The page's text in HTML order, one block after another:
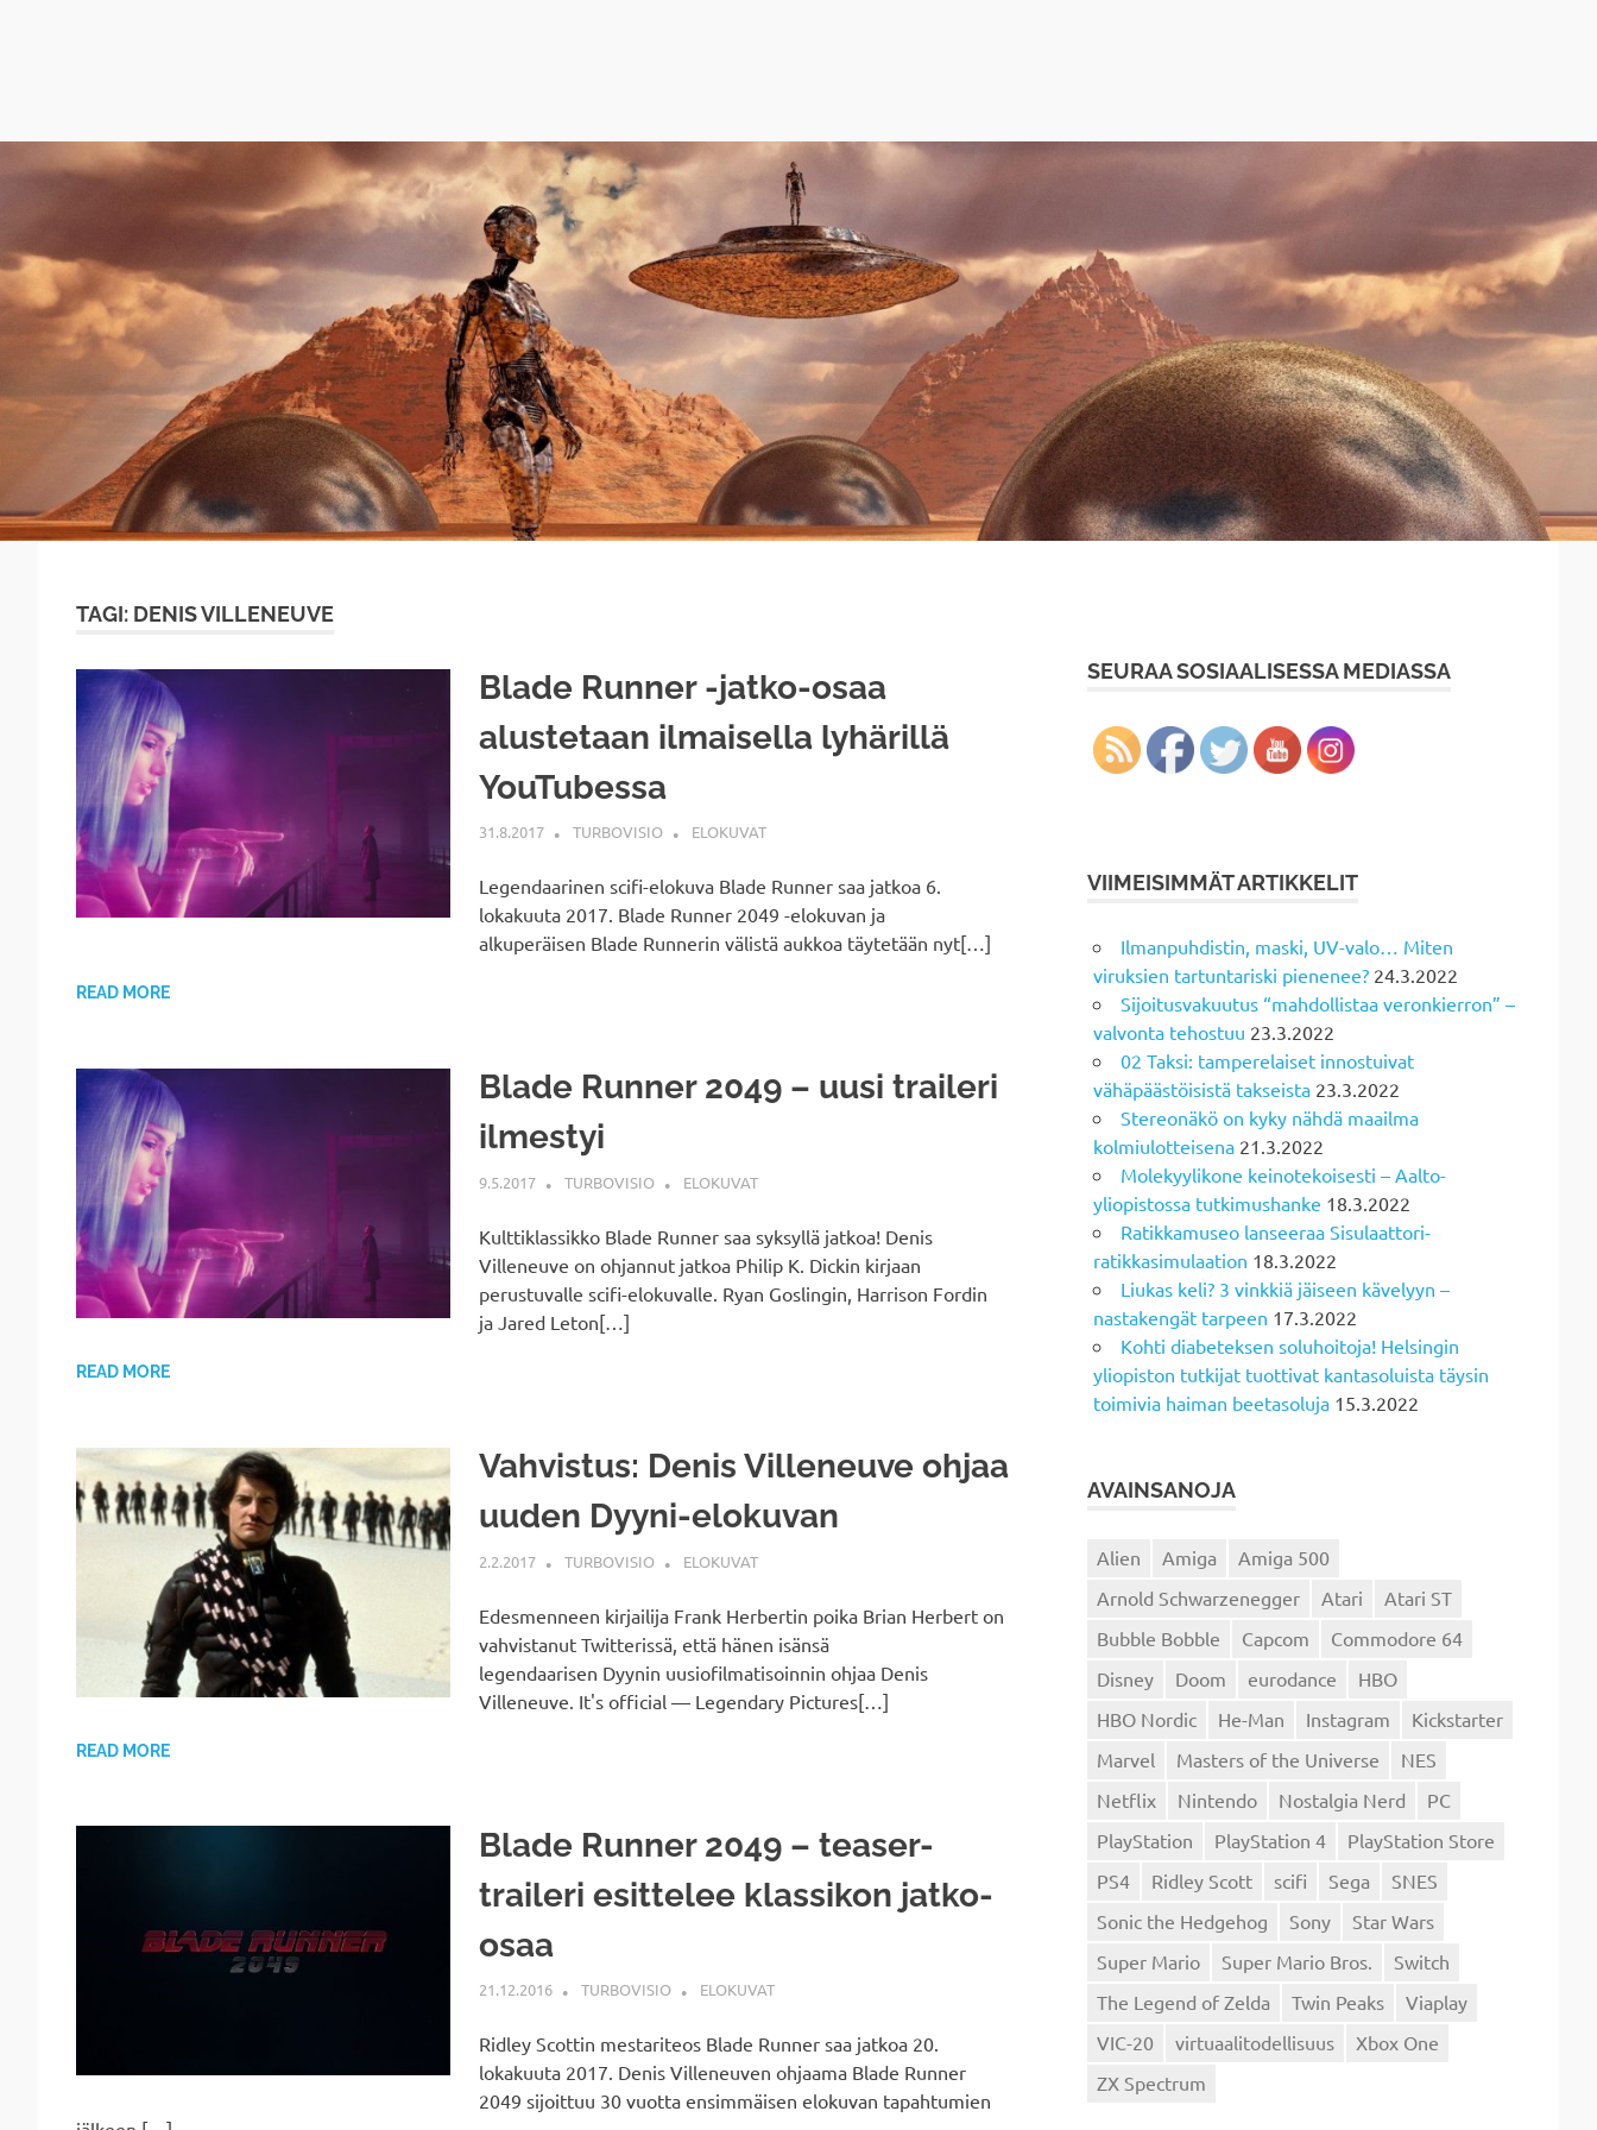
TAGI: DENIS VILLENEUVE
Blade Runner -jatko-osaa
alustetaan ilmaisella lyhärillä
YouTubessa
31.8.2017 TURBOVISIO ELOKUVAT
Legendaarinen scifi-elokuva Blade Runner saa jatkoa 6.
lokakuuta 2017. Blade Runner 2049 -elokuvan ja
alkuperäisen Blade Runnerin välistä aukkoa täytetään nyt[…]
READ MORE
Blade Runner 2049 – uusi traileri
ilmestyi
9.5.2017 TURBOVISIO ELOKUVAT
Kulttiklassikko Blade Runner saa syksyllä jatkoa! Denis
Villeneuve on ohjannut jatkoa Philip K. Dickin kirjaan
perustuvalle scifi-elokuvalle. Ryan Goslingin, Harrison Fordin
ja Jared Leton[…]
READ MORE
Vahvistus: Denis Villeneuve ohjaa
uuden Dyyni-elokuvan
2.2.2017 TURBOVISIO ELOKUVAT
Edesmenneen kirjailija Frank Herbertin poika Brian Herbert on
vahvistanut Twitterissä, että hänen isänsä
legendaarisen Dyynin uusiofilmatisoinnin ohjaa Denis
Villeneuve. It's official — Legendary Pictures[…]
READ MORE
Blade Runner 2049 – teaser-
traileri esittelee klassikon jatko-
osaa
21.12.2016 TURBOVISIO ELOKUVAT
Ridley Scottin mestariteos Blade Runner saa jatkoa 20.
lokakuuta 2017. Denis Villeneuven ohjaama Blade Runner
2049 sijoittuu 30 vuotta ensimmäisen elokuvan tapahtumien
SEURAA SOSIAALISESSA MEDIASSA
VIIMEISIMMÄT ARTIKKELIT
Ilmanpuhdistin, maski, UV-valo… Miten
viruksien tartuntariski pienenee? 24.3.2022
Sijoitusvakuutus “mahdollistaa veronkierron” –
valvonta tehostuu 23.3.2022
02 Taksi: tamperelaiset innostuivat
vähäpäästöisistä takseista 23.3.2022
Stereonäkö on kyky nähdä maailma
kolmiulotteisena 21.3.2022
Molekyylikone keinotekoisesti – Aalto-
yliopistossa tutkimushanke 18.3.2022
Ratikkamuseo lanseeraa Sisulaattori-
ratikkasimulaation 18.3.2022
Liukas keli? 3 vinkkiä jäiseen kävelyyn –
nastakengät tarpeen 17.3.2022
Kohti diabeteksen soluhoitoja! Helsingin
yliopiston tutkijat tuottivat kantasoluista täysin
toimivia haiman beetasoluja 15.3.2022
AVAINSANOJA
Alien Amiga
Amiga 500
Arnold Schwarzenegger
Atari
Atari ST
Bubble Bobble
Capcom
Commodore 64
Disney
Doom eurodance
HBO
HBO Nordic
He-Man Instagram
Kickstarter
Marvel
Masters of the Universe
NES
Netflix
Nintendo Nostalgia Nerd
PC
PlayStation
PlayStation 4
PlayStation Store
PS4
Ridley Scott scifi Sega
SNES
Sonic the Hedgehog
Sony
Star Wars
Super Mario
Super Mario Bros.
Switch
The Legend of Zelda
Twin Peaks
Viaplay
VIC-20
virtuaalitodellisuus
Xbox One
ZX Spectrum